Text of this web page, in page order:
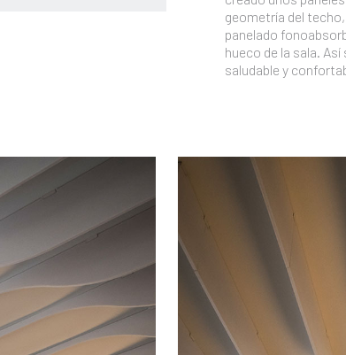
geometría del
panelado
hueco de la sala.
saludable y